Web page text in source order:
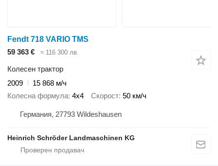
Fendt 718 VARIO TMS
59 363 €
≈ 116 300 лв.
Колесен трактор
2009
15 868 м/ч
Колесна формула 4x4 Скорост 50 км/ч
Германия, 27793 Wildeshausen
Heinrich Schröder Landmaschinen KG